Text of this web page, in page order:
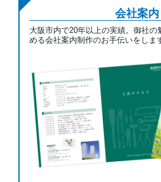
会社案内
大阪市内で20年以上の実績。御社
める会社案内制作のお手伝いをしま